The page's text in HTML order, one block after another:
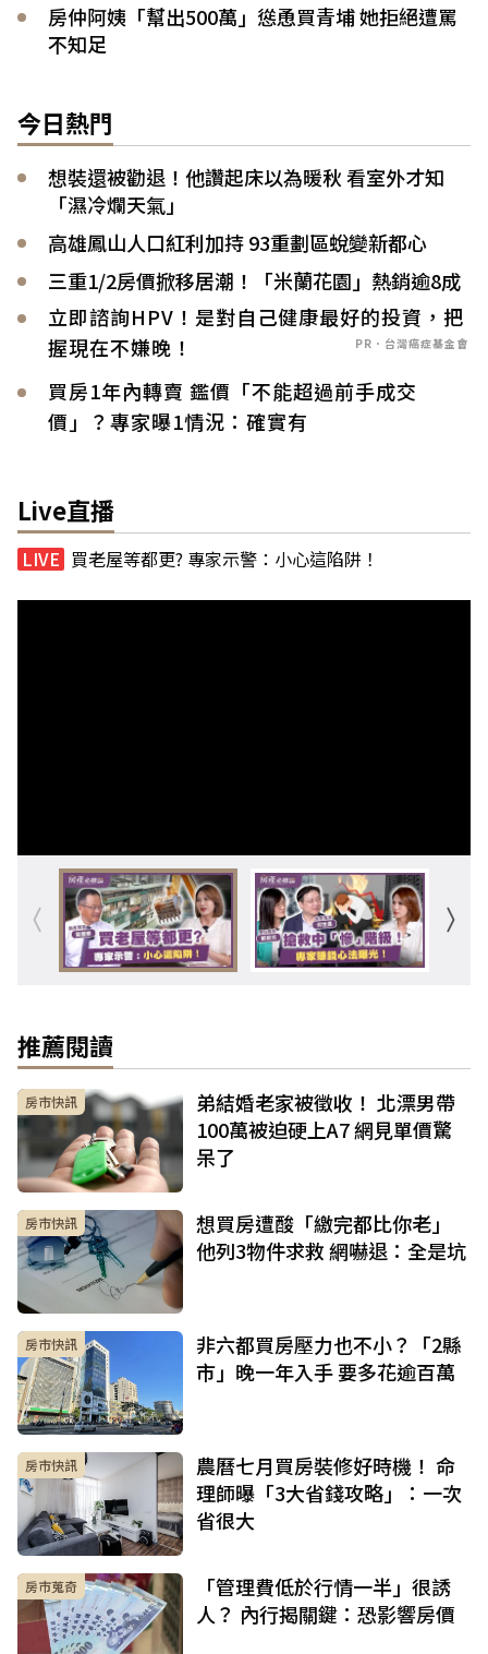
房仲阿姨「幫出500萬」慫恿買青埔 她拒絕遭罵
不知足
今日熱門
想裝還被勸退！他讚起床以為暖秋 看室外才知
「濕冷爛天氣」
高雄鳳山人口紅利加持 93重劃區蛻變新都心
三重1/2房價掀移居潮！「米蘭花園」熱銷逾8成
立即諮詢HPV！是對自己健康最好的投資，把
握現在不嫌晚！
PR．台灣癌症基金會
買房1年內轉賣 鑑價「不能超過前手成交
價」？專家曝1情況：確實有
Live直播
買老屋等都更? 專家示警：小心這陷阱！
推薦閱讀
房市快訊
弟結婚老家被徵收！ 北漂男帶
100萬被迫硬上A7 網見單價驚
呆了
房市快訊
想買房遭酸「繳完都比你老」
他列3物件求救 網嚇退：全是坑
房市快訊
非六都買房壓力也不小？「2縣
市」晚一年入手 要多花逾百萬
房市快訊
農曆七月買房裝修好時機！ 命
理師曝「3大省錢攻略」：一次
省很大
房市蒐奇
「管理費低於行情一半」很誘
人？ 內行揭關鍵：恐影響房價